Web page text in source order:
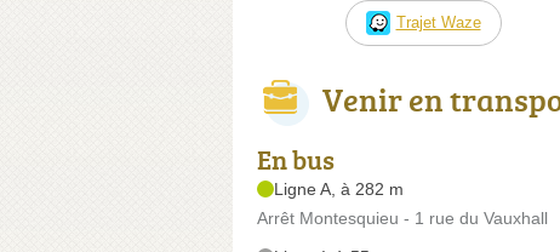
Trajet Waze
Venir en
En bus
Ligne A, à 282 m
Arrêt Montesquieu - 1 rue du Vauxhall